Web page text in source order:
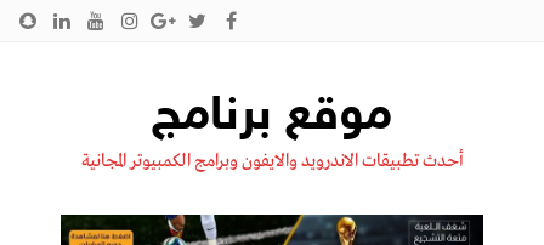
موقع برنامج
أحدث تطبيقات الاندرويد والايفون وبرامج الكمبيوتر المجانية